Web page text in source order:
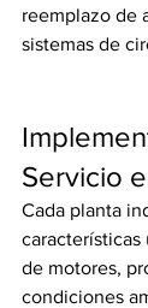
reemplazo de
sistemas de
Servicio
Cada planta
características
de motores,
condiciones